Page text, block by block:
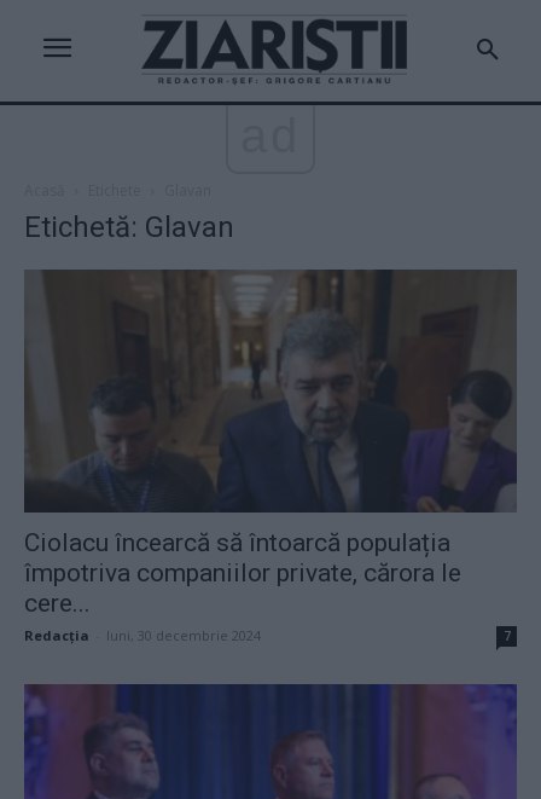
Etichetă: Glavan
Ciolacu încearcă să întoarcă populația
împotriva companiilor private, cărora le
cere...
Redacţia luni, 30 decembrie 2024 7